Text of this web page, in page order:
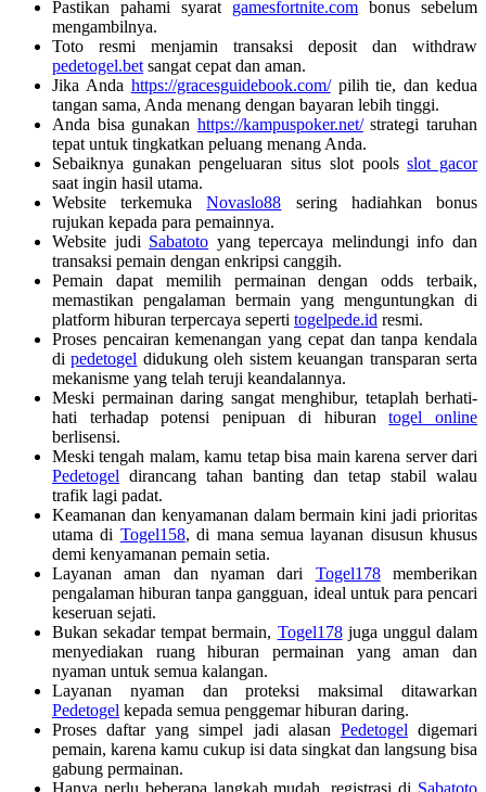
Pastikan pahami syarat gamesfortnite.com bonus sebelum
mengambilnya.
Toto resmi menjamin transaksi deposit dan withdraw
pedetogel.bet sangat cepat dan aman.
Jika Anda https://gracesguidebook.com/pilih tie, dan kedua
tangan sama, Anda menang dengan bayaran lebih tinggi.
Anda bisa gunakan https://kampuspoker.net/strategi taruhan
tepat untuk tingkatkan peluang menang Anda.
Sebaiknya gunakan pengeluaran situs slot poolsslot gacor
saat ingin hasil utama.
Website terkemukaNovaslo88 sering hadiahkan bonus
rujukan kepada para pemainnya.
Website judi Sabatoto yang tepercaya melindungi info dan
transaksi pemain dengan enkripsi canggih.
Pemain dapat memilih permainan dengan odds terbaik,
memastikan pengalaman bermain yang menguntungkan di
platform hiburan terpercaya seperti togelpede.id resmi.
Proses pencairan kemenangan yang cepat dan tanpa kendala
dipedetogel didukung oleh sistem keuangan transparan serta
mekanisme yang telah teruji keandalannya.
Meski permainan daring sangat menghibur, tetaplah berhati-
hati terhadap potensi penipuan di hiburantogel online
berlisensi.
Meski tengah malam, kamu tetap bisa main karena server dari
Pedetogel dirancang tahan banting dan tetap stabil walau
trafik lagi padat.
Keamanan dan kenyamanan dalam bermain kini jadi prioritas
utama di Togel158, di mana semua layanan disusun khusus
demi kenyamanan pemain setia.
Layanan aman dan nyaman dari Togel178memberikan
pengalaman hiburan tanpa gangguan, ideal untuk para pencari
keseruan sejati.
Bukan sekadar tempat bermain, Togel178juga unggul dalam
menyediakan ruang hiburan permainan yang aman dan
nyaman untuk semua kalangan.
Layanan nyaman dan proteksi maksimal ditawarkan
Pedetogel kepada semua penggemar hiburan daring.
Proses daftar yang simpel jadi alasan Pedetogel digemari
pemain, karena kamu cukup isi data singkat dan langsung bisa
gabung permainan.
Hanya perlu beberapa langkah mudah, registrasi di Sabatoto